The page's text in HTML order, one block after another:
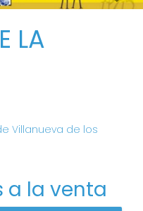
LA
Villanueva de los
a la venta